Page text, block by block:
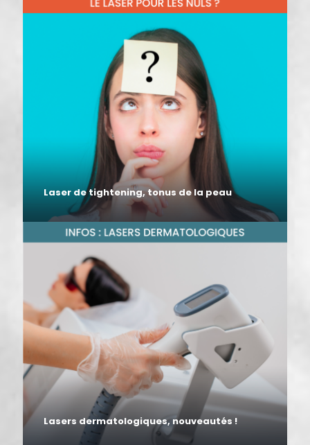
Laser de tightening, tonus de la peau
Lasers dermatologiques, nouveautés !